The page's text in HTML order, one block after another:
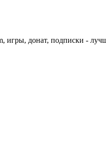
игры, донат, подписки -